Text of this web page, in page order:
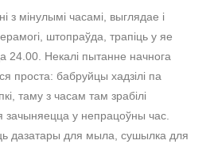
з мінулымі часамі, выглядае і
штопраўда, трапіць у яе
24.00. Некалі пытанне начнога
проста: бабруйцы хадзілі па
таму з часам там зрабілі
зачыняецца у непрацоўны час.
дазатары для мыла, сушылка для